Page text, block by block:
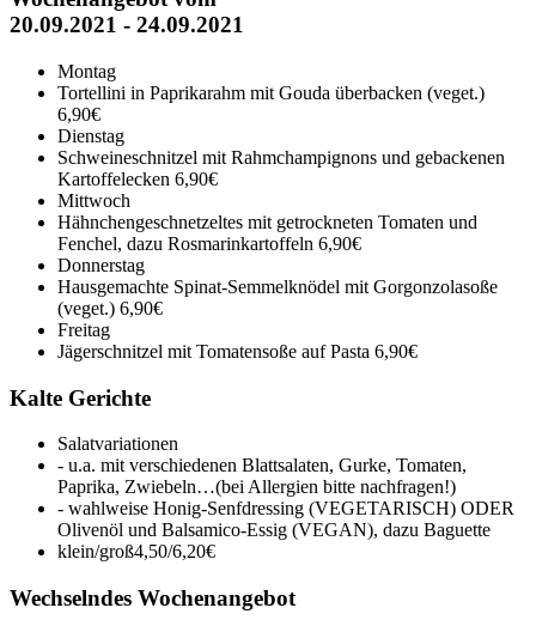
20.09.2021 - 24.09.2021
Montag
Tortellini in Paprikarahm mit Gouda überbacken (veget.)
6,90€
Dienstag
Schweineschnitzel mit Rahmchampignons und gebackenen
Kartoffelecken 6,90€
Mittwoch
Hähnchengeschnetzeltes mit getrockneten Tomaten und
Fenchel, dazu Rosmarinkartoffeln 6,90€
Donnerstag
Hausgemachte Spinat-Semmelknödel mit Gorgonzolasoße
(veget.) 6,90€
Freitag
Jägerschnitzel mit Tomatensoße auf Pasta 6,90€
Kalte Gerichte
Salatvariationen
- u.a. mit verschiedenen Blattsalaten, Gurke, Tomaten,
Paprika, Zwiebeln…(bei Allergien bitte nachfragen!)
- wahlweise Honig-Senfdressing (VEGETARISCH) ODER
Olivenöl und Balsamico-Essig (VEGAN), dazu Baguette
klein/groß4,50/6,20€
Wechselndes Wochenangebot